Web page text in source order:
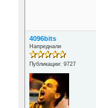
4096bits
Напреднали
Публикации: 9727